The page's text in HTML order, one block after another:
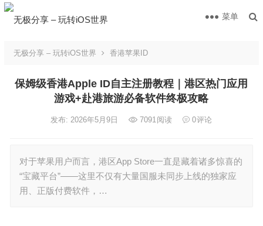
菜单
无极分享 – 玩转iOS世界 香港苹果ID
保姆级香港Apple ID自主注册教程｜港区热门应用
游戏+赴港旅游必备软件终极攻略
发布: 2026年5月9日 7091阅读 0评论
对于苹果用户而言，港区App Store一直是藏着诸多惊喜的
“宝藏平台”——这里不仅有大量国服未同步上线的独家应
用、正版付费软件，…